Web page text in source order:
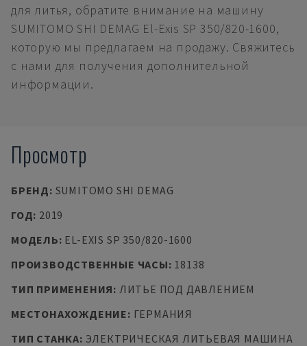
для литья, обратите внимание на машину
SUMITOMO SHI DEMAG El-Exis SP 350/820-1600,
которую мы предлагаем на продажу. Свяжитесь
с нами для получения дополнительной
информации.
Просмотр
БРЕНД: SUMITOMO SHI DEMAG
ГОД: 2019
МОДЕЛЬ: EL-EXIS SP 350/820-1600
ПРОИЗВОДСТВЕННЫЕ ЧАСЫ: 18138
ТИП ПРИМЕНЕНИЯ: ЛИТЬЕ ПОД ДАВЛЕНИЕМ
МЕСТОНАХОЖДЕНИЕ: ГЕРМАНИЯ
ТИП СТАНКА: ЭЛЕКТРИЧЕСКАЯ ЛИТЬЕВАЯ МАШИНА